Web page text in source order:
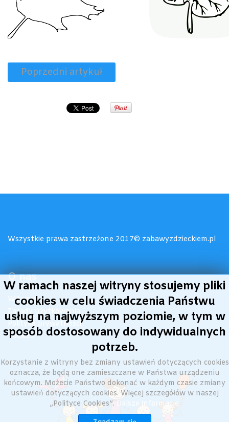
W ramach naszej witryny stosujemy pliki
cookies w celu świadczenia Państwu
usług na najwyższym poziomie, w tym w
sposób dostosowany do indywidualnych
potrzeb.
Korzystanie z witryny bez zmiany ustawień dotyczących cookies
oznacza, że będą one zamieszczane w Państwa urządzeniu
końcowym. Możecie Państwo dokonać w każdym czasie zmiany
ustawień dotyczących cookies. Więcej szczegółów w naszej
„Polityce Cookies”.
Poprzedni artykuł
Wszystkie prawa zastrzeżone 2017© zabawyzdzieckiem.pl
O nas
Witamy!
Zasady użytkowania
Polityka prywatności
Cookies